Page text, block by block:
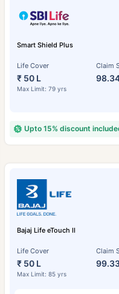
Smart Shield Plus
Life Cover
₹ 50 L
Max Limit: 79 yrs
Claim
Upto 15% discount
Bajaj Life eTouch II
Life Cover
₹ 50 L
Max Limit: 85 yrs
Claim